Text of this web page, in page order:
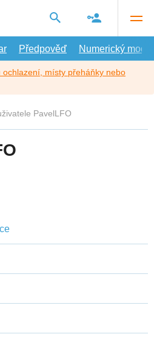
Předpověď Numerický model
ochlazení, místy přeháňky nebo
PavelLFO